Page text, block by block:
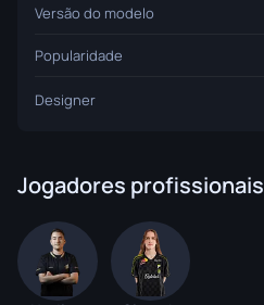
Versão do modelo
Popularidade
Designer
Jogadores profissionais